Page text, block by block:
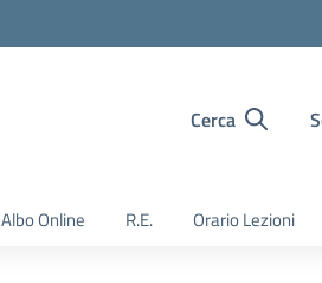
Cerca
Albo Online R.E. Orario Lezioni